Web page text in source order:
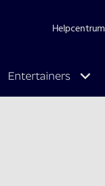
Helpcentrum
Entertainers